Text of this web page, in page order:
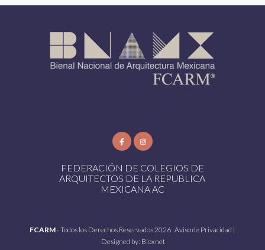
FEDERACIÓN DE COLEGIOS DE
ARQUITECTOS DE LA REPUBLICA
MEXICANA AC
FCARM- Todos los Derechos Reservados 2026Aviso de Privacidad |
Designed by: Bioxnet